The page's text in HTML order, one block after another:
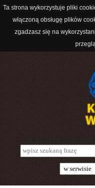
Ta strona wykorzystuje pliki
włączoną obsługę plików
zgadzasz się na